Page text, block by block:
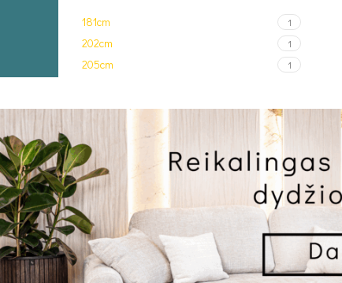
181cm 1
202cm 1
205cm 1